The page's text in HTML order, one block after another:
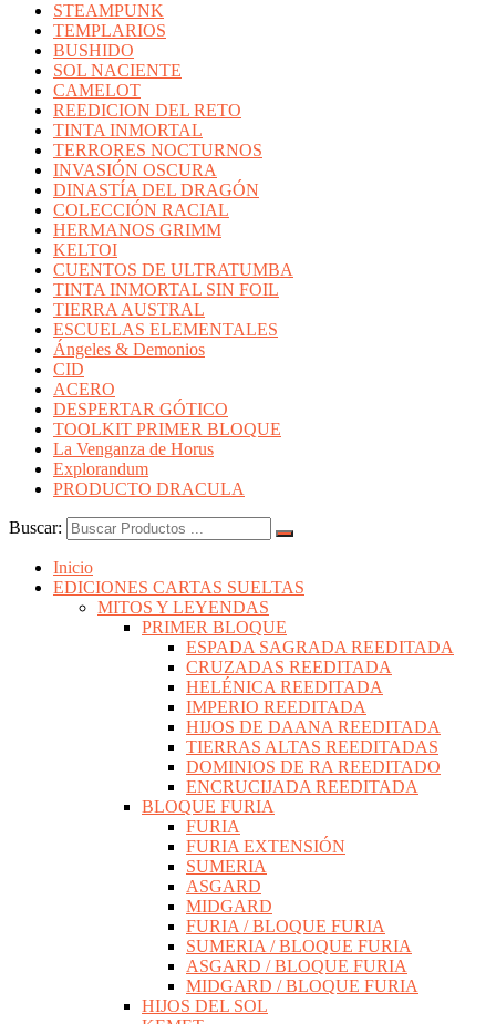
STEAMPUNK
TEMPLARIOS
BUSHIDO
SOL NACIENTE
CAMELOT
REEDICION DEL RETO
TINTA INMORTAL
TERRORES NOCTURNOS
INVASIÓN OSCURA
DINASTÍA DEL DRAGÓN
COLECCIÓN RACIAL
HERMANOS GRIMM
KELTOI
CUENTOS DE ULTRATUMBA
TINTA INMORTAL SIN FOIL
TIERRA AUSTRAL
ESCUELAS ELEMENTALES
Ángeles & Demonios
CID
ACERO
DESPERTAR GÓTICO
TOOLKIT PRIMER BLOQUE
La Venganza de Horus
Explorandum
PRODUCTO DRACULA
Buscar:
Inicio
EDICIONES CARTAS SUELTAS
MITOS Y LEYENDAS
PRIMER BLOQUE
ESPADA SAGRADA REEDITADA
CRUZADAS REEDITADA
HELÉNICA REEDITADA
IMPERIO REEDITADA
HIJOS DE DAANA REEDITADA
TIERRAS ALTAS REEDITADAS
DOMINIOS DE RA REEDITADO
ENCRUCIJADA REEDITADA
BLOQUE FURIA
FURIA
FURIA EXTENSIÓN
SUMERIA
ASGARD
MIDGARD
FURIA / BLOQUE FURIA
SUMERIA / BLOQUE FURIA
ASGARD / BLOQUE FURIA
MIDGARD / BLOQUE FURIA
HIJOS DEL SOL